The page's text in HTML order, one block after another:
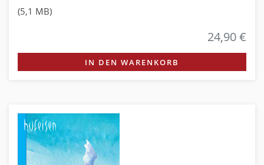
(5,1 MB)
24,90 €
IN DEN WARENKORB